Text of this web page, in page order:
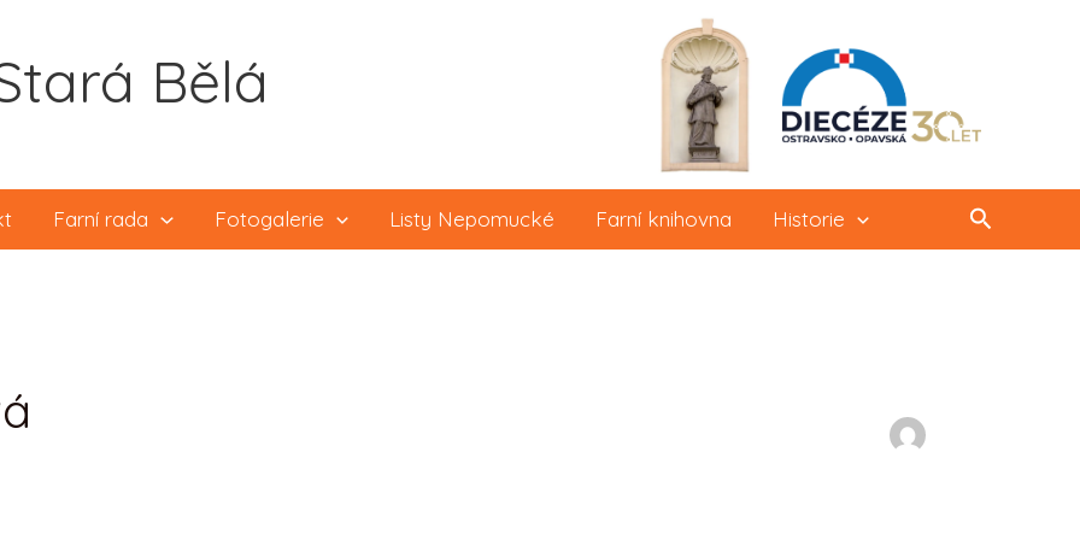
Bělá
Farní rada Fotogalerie Listy Nepomucké Farní knihovna Historie Hledat